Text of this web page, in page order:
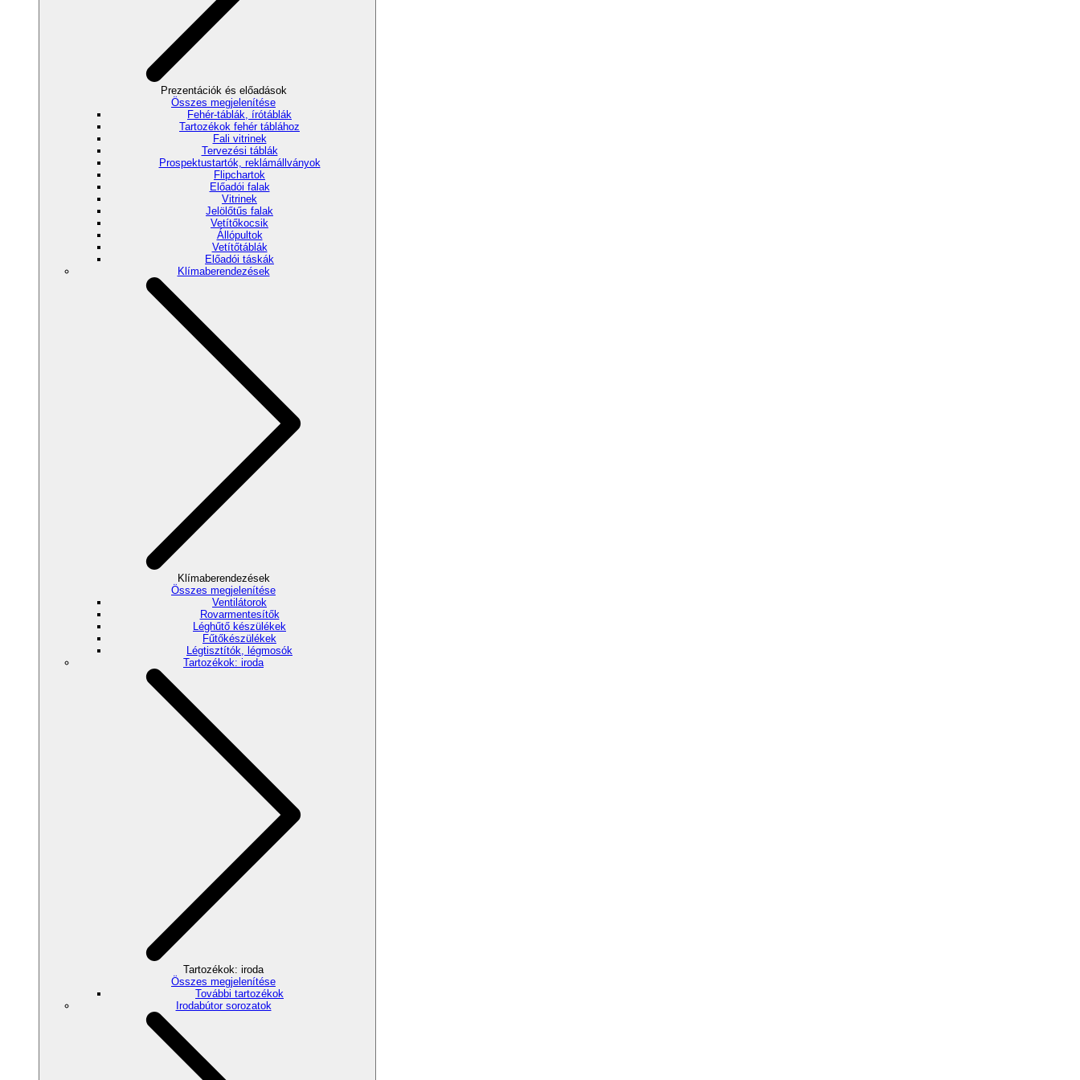
Prezentációk és előadások
Összes megjelenítése
Fehér-táblák, írótáblák
Tartozékok fehér táblához
Fali vitrinek
Tervezési táblák
Prospektustartók, reklámállványok
Flipchartok
Előadói falak
Vitrinek
Jelölőtűs falak
Vetítőkocsik
Állópultok
Vetítőtáblák
Előadói táskák
Klímaberendezések
Klímaberendezések
Összes megjelenítése
Ventilátorok
Rovarmentesítők
Léghűtő készülékek
Fűtőkészülékek
Légtisztítók, légmosók
Tartozékok: iroda
Tartozékok: iroda
Összes megjelenítése
További tartozékok
Irodabútor sorozatok